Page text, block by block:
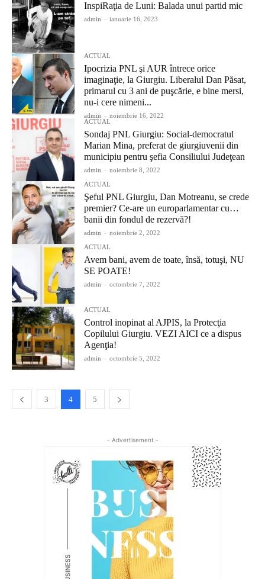
InspiRaţia de Luni: Balada unui partid mic
admin - ianuarie 16, 2023
ACTUAL
Ipocrizia PNL şi AUR întrece orice
imaginaţie, la Giurgiu. Liberalul Dan Păsat,
primarul cu 3 ani de puşcărie, e bine mersi,
nu-i cere nimeni...
admin - noiembrie 16, 2022
ACTUAL
Sondaj PNL Giurgiu: Social-democratul
Marian Mina, preferat de giurgiuvenii din
municipiu pentru şefia Consiliului Judeţean
admin - noiembrie 8, 2022
ACTUAL
Şeful PNL Giurgiu, Dan Motreanu, se crede
premier? Ce-are un europarlamentar cu…
banii din fondul de rezervă?!
admin - noiembrie 2, 2022
ACTUAL
Avem bani, avem de toate, însă, totuşi, NU
SE POATE!
admin - octombrie 7, 2022
ACTUAL
Control inopinat al AJPIS, la Protecţia
Copilului Giurgiu. VEZI AICI ce a dispus
Agenţia!
admin - octombrie 5, 2022
3 4 5
- Advertisement -